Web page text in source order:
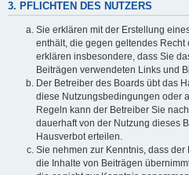
3. PFLICHTEN DES NUTZERS
Sie erklären mit der Erstellung
enthält, die gegen geltendes
erklären insbesondere, dass Sie
Beiträgen verwendeten Links und
Der Betreiber des Boards übt das
diese Nutzungsbedingungen oder
Regeln kann der Betreiber Sie
dauerhaft von der Nutzung dieses
Hausverbot erteilen.
Sie nehmen zur Kenntnis, dass
die Inhalte von Beiträgen